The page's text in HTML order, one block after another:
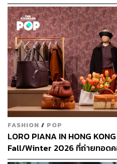
หลังจากเฝ้าดูมาพักใหญ่
ช์ของ Yves ไปให้ Christian
รับ Yves เข้าทำงานที่ห้องเสื้อ
ทันทีหลังจากเห็นงานสเกตช์นั้
รับผิดชอบเล็กๆ น้อยๆ ในสตูดิโ
หยุดพยายามสเกตช์เพื่อให้
ไม่นานนักชื่อของ Yves เริ่มเป็
รุ่งของวงการ ซึ่งต่อมาเขาได้เ
Laurent เพื่อให้จดจำง่ายขึ้น แต่
Christian เสียชีวิตลงในวัยเพีย
21 ปี ขึ้นรับตำแหน่งในฐานะดีไ
คอลเล็กชันแรกของเขา Ligne
อย่างมาก คอลเล็กชันนี้สามาร
FASHION / POP
LORO PIANA IN HONG
Fall/Winter 2026 ที่ถ่ายทอด
Reverie